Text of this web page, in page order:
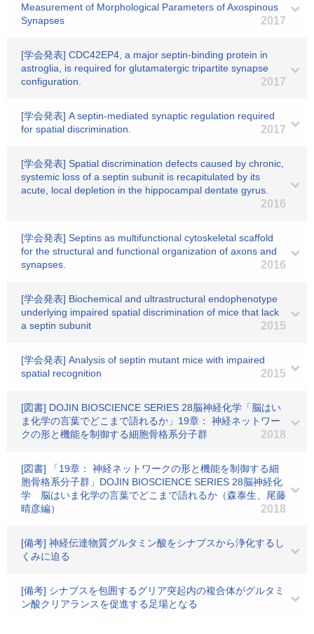
Measurement of Morphological Parameters of Axospinous
Synapses
2017
[学会発表] CDC42EP4, a major septin-binding protein in
astroglia, is required for glutamatergic tripartite synapse
configuration.
2017
[学会発表] A septin-mediated synaptic regulation required
for spatial discrimination.
2017
[学会発表] Spatial discrimination defects caused by chronic,
systemic loss of a septin subunit is recapitulated by its
acute, local depletion in the hippocampal dentate gyrus.
2016
[学会発表] Septins as multifunctional cytoskeletal scaffold
for the structural and functional organization of axons and
synapses.
2016
[学会発表] Biochemical and ultrastructural endophenotype
underlying impaired spatial discrimination of mice that lack
a septin subunit
2015
[学会発表] Analysis of septin mutant mice with impaired
spatial recognition
2015
[図書] DOJIN BIOSCIENCE SERIES 28脳神経化学「脳はい
ま化学の言葉でどこまで語れるか」19章： 神経ネットワー
クの形と機能を制御する細胞骨格系分子群
2018
[図書] 「19章： 神経ネットワークの形と機能を制御する細
胞骨格系分子群」DOJIN BIOSCIENCE SERIES 28脳神経化
学 脳はいま化学の言葉でどこまで語れるか（森泰生、尾藤
晴彦編）
2018
[備考] 神経伝達物質グルタミン酸をシナプスから浄化するし
くみに迫る
[備考] シナプスを包囲するグリア突起内の複合体がグルタミ
ン酸クリアランスを促進する足場となる